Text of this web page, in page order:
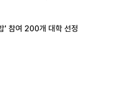
' 참여 200개 대학 선정